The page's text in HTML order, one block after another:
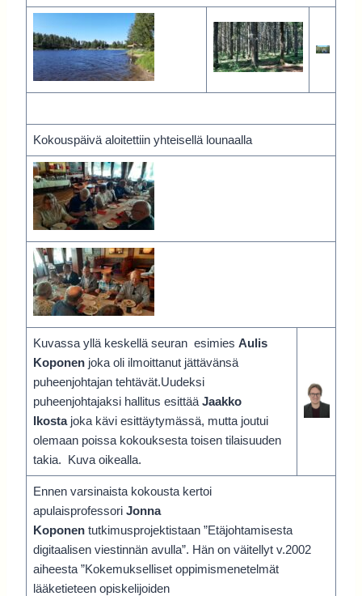
Kokouspäivä aloitettiin yhteisellä lounaalla
Kuvassa yllä keskellä seuran esimies Aulis
Koponenjoka oli ilmoittanut jättävänsä
puheenjohtajan tehtävät.Uudeksi
puheenjohtajaksi hallitus esittää Jaakko
Ikostajoka kävi esittäytymässä, mutta joutui
olemaan poissa kokouksesta toisen tilaisuuden
takia. Kuva oikealla.
Ennen varsinaista kokousta kertoi
apulaisprofessori Jonna
Koponentutkimusprojektistaan ”Etäjohtamisesta
digitaalisen viestinnän avulla”. Hän on väitellyt v.2002
aiheesta ”Kokemukselliset oppimismenetelmät
lääketieteen opiskelijoiden